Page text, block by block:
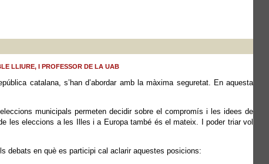
LLIURE, I PROFESSOR DE LA UAB
catalana, s’han d’abordar amb la màxima seguretat. En aquesta
municipals permeten decidir sobre el compromís i les idees de
les eleccions a les Illes i a Europa també és el mateix. I poder triar vol
debats en què es participi cal aclarir aquestes posicions: